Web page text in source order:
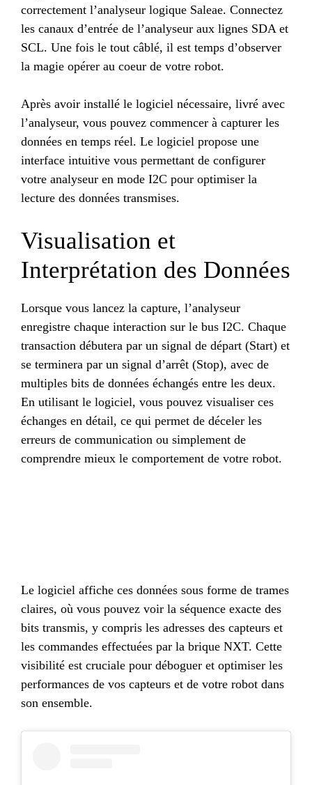
correctement l’analyseur logique Saleae. Connectez
les canaux d’entrée de l’analyseur aux lignes SDA et
SCL. Une fois le tout câblé, il est temps d’observer
la magie opérer au coeur de votre robot.
Après avoir installé le logiciel nécessaire, livré avec
l’analyseur, vous pouvez commencer à capturer les
données en temps réel. Le logiciel propose une
interface intuitive vous permettant de configurer
votre analyseur en mode I2C pour optimiser la
lecture des données transmises.
Visualisation et
Interprétation des Données
Lorsque vous lancez la capture, l’analyseur
enregistre chaque interaction sur le bus I2C. Chaque
transaction débutera par un signal de départ (Start) et
se terminera par un signal d’arrêt (Stop), avec de
multiples bits de données échangés entre les deux.
En utilisant le logiciel, vous pouvez visualiser ces
échanges en détail, ce qui permet de déceler les
erreurs de communication ou simplement de
comprendre mieux le comportement de votre robot.
Le logiciel affiche ces données sous forme de trames
claires, où vous pouvez voir la séquence exacte des
bits transmis, y compris les adresses des capteurs et
les commandes effectuées par la brique NXT. Cette
visibilité est cruciale pour déboguer et optimiser les
performances de vos capteurs et de votre robot dans
son ensemble.